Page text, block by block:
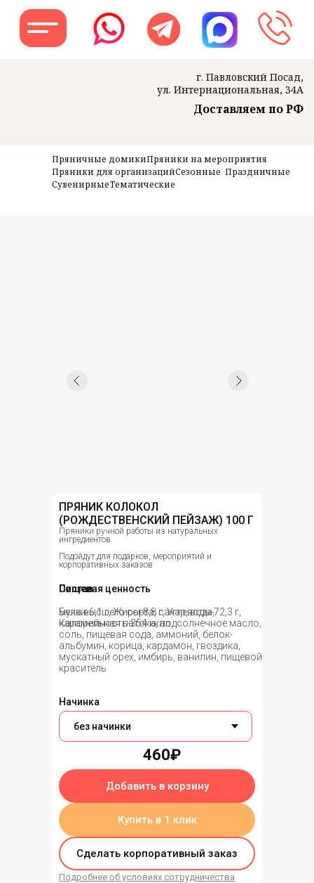
Заказать
Доставляем по РФ
Пряничные домикиПряники на мероприятия
Пряники для организацийСезонные Праздничные
СувенирныеТематические
Добавить в корзину
Купить в 1 клик
Сделать корпоративный заказ
Подробнее об условиях сотрудничества
ПРЯНИК КОЛОКОЛ
(РОЖДЕСТВЕНСКИЙ ПЕЙЗАЖ) 100 Г
Пряники ручной работы из натуральных
ингредиентов
Подойдут для подарков, мероприятий и
корпоративных заказов
Начинка
мука высшего сорта, сахар, вода,
карамельная патока, подсолнечное масло,
соль, пищевая сода, аммоний, белок-
альбумин, корица, кардамон, гвоздика,
мускатный орех, имбирь, ванилин, пищевой
краситель
Состав
460₽
Пищевая ценность
Белки-6,1 г, Жиры-8,8 г, Углеводы-72,3 г,
Калорийность-354 ккал